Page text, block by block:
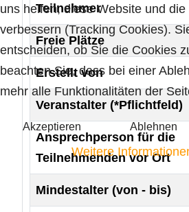
Teilnehmer
Freie Plätze
Erstellt von
Veranstalter (*Pflichtfeld)
Ansprechperson für die
Teilnehmenden vor Ort
Mindestalter (von - bis)
uns helfen, diese Website und
verbessern (Tracking Cookies).
entscheiden, ob Sie die Cookies
beachten Sie, dass bei einer
mehr alle Funktionalitäten der
Akzeptieren Ablehnen
Weitere